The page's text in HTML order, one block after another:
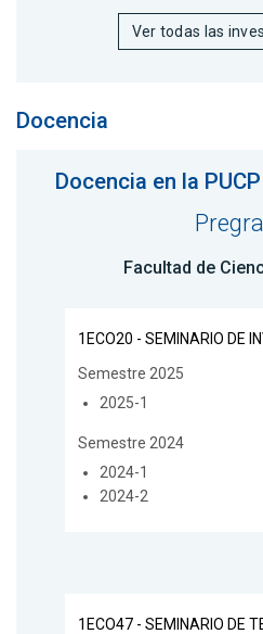
Ver todas las
Docencia
Docencia en la
Facultad de
1ECO20 - SEMINARIO DE
Semestre 2025
2025-1
Semestre 2024
2024-1
2024-2
1ECO47 - SEMINARIO DE